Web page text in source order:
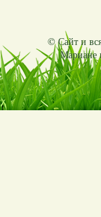
© Сайт и
Мариане